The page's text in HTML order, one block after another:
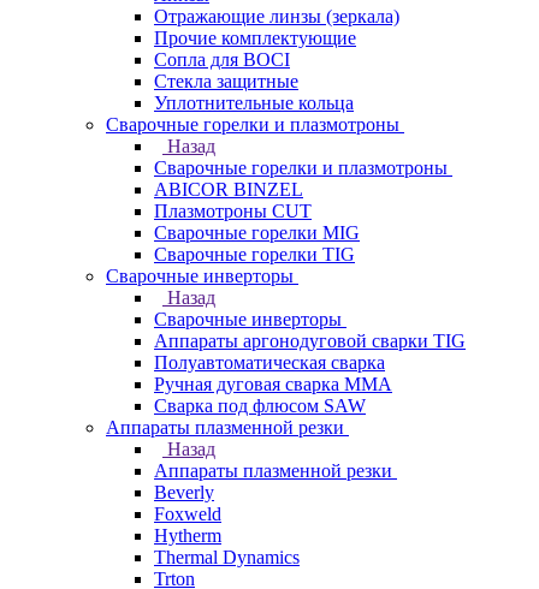
Отражающие линзы (зеркала)
Прочие комплектующие
Сопла для BOCI
Стекла защитные
Уплотнительные кольца
Сварочные горелки и плазмотроны
Назад
Сварочные горелки и плазмотроны
ABICOR BINZEL
Плазмотроны CUT
Сварочные горелки MIG
Сварочные горелки TIG
Сварочные инверторы
Назад
Сварочные инверторы
Аппараты аргонодуговой сварки TIG
Полуавтоматическая сварка
Ручная дуговая сварка MMA
Сварка под флюсом SAW
Аппараты плазменной резки
Назад
Аппараты плазменной резки
Beverly
Foxweld
Hytherm
Thermal Dynamics
Trton